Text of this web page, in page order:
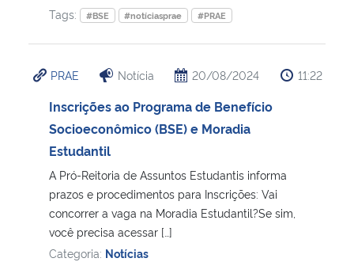
Ministério do Meio Ambiente
Ministério do Desenvolvimento Regional
Controladoria-Geral da União
Ministério da Mulher, da Família e dos Direitos Humanos
Secretaria-Geral
Tags:
#BSE #notíciasprae #PRAE
PRAE Notícia 20/08/2024 11:22
Inscrições ao Programa de Benefício
Socioeconômico (BSE) e Moradia
Estudantil
A Pró-Reitoria de Assuntos Estudantis informa
prazos e procedimentos para Inscrições: Vai
concorrer a vaga na Moradia Estudantil?Se sim,
você precisa acessar […]
Categoria: Notícias